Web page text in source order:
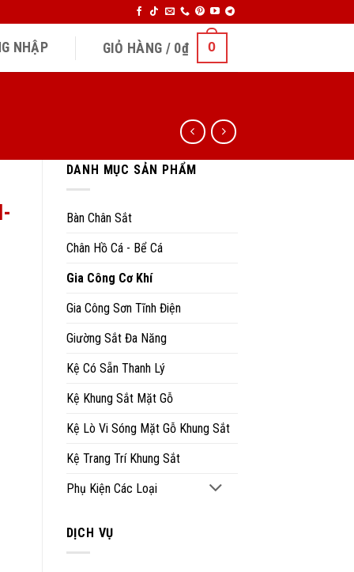
NHẬP GIỎ HÀNG / 0₫ 0
DANH MỤC SẢN PHẨM
Bàn Chân Sắt
Chân Hồ Cá - Bể Cá
Gia Công Cơ Khí
Gia Công Sơn Tĩnh Điện
Giường Sắt Đa Năng
Kệ Có Sẵn Thanh Lý
Kệ Khung Sắt Mặt Gỗ
Kệ Lò Vi Sóng Mặt Gỗ Khung Sắt
Kệ Trang Trí Khung Sắt
Phụ Kiện Các Loại
DỊCH VỤ